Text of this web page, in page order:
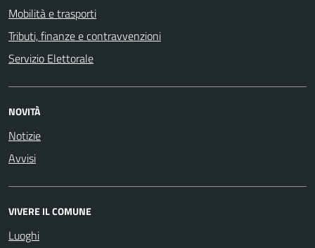
Mobilità e trasporti
Tributi, finanze e contravvenzioni
Servizio Elettorale
NOVITÀ
Notizie
Avvisi
VIVERE IL COMUNE
Luoghi